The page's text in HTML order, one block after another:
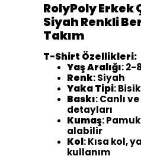
RolyPoly Erkek
Siyah Renkli
Takım
T-Shirt Özellikleri:
Yaş Aralığı: 2-
Renk: Siyah
Yaka Tipi:
Baskı: Canlı
detayları
Kumaş:
alabilir
Kol: Kısa kol,
kullanım